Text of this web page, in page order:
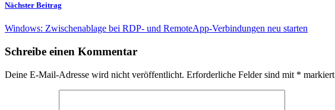
Nächster Beitrag
Windows: Zwischenablage bei RDP- und RemoteApp-Verbindungen neu starten
Schreibe einen Kommentar
Deine E-Mail-Adresse wird nicht veröffentlicht. Erforderliche Felder sind mit * markiert